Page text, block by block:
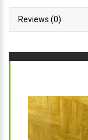
Reviews (0)